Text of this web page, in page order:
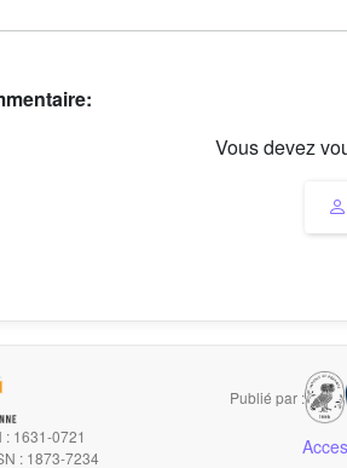
Vous devez
Publié par :
: 1631-0721
: 1873-7234